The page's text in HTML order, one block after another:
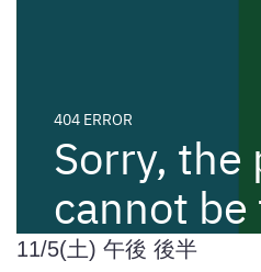
11/5(土) 午後 後半